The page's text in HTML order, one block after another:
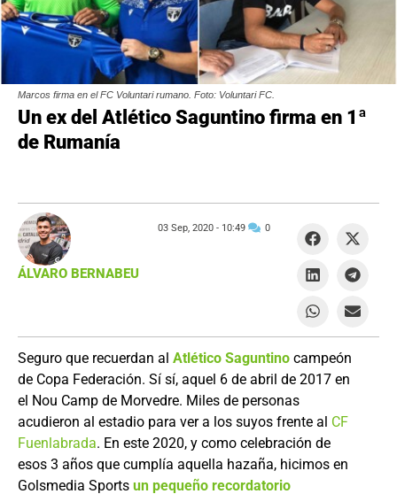
Marcos firma en el FC Voluntari rumano. Foto: Voluntari FC.
Un ex del Atlético Saguntino firma en 1ª
de Rumanía
Seguro que recuerdan al Atlético Saguntino campeón
de Copa Federación. Sí sí, aquel 6 de abril de 2017 en
el Nou Camp de Morvedre. Miles de personas
acudieron al estadio para ver a los suyos frente al CF
Fuenlabrada. En este 2020, y como celebración de
esos 3 años que cumplía aquella hazaña, hicimos en
Golsmedia Sports un pequeño recordatorio
ÁLVARO BERNABEU
03 Sep, 2020 - 10:49 0